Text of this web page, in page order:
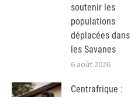
soutenir les
populations
déplacées dans
les Savanes
6 août 2026
Centrafrique :